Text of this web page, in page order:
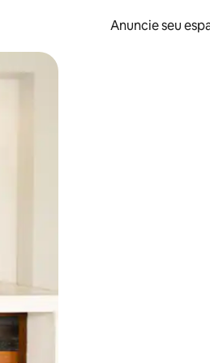
Anuncie seu
o dedo na tela.